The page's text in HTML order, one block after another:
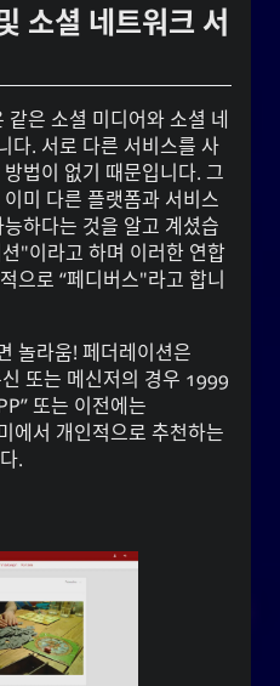
소셜 네트워크 서
은 소셜 미디어와 소셜 네
다. 서로 다른 서비스를 사
법이 없기 때문입니다. 그
미 다른 플랫폼과 서비스
하다는 것을 알고 계셨습
"이라고 하며 이러한 연합
으로 “페디버스"라고 합니
놀라움! 페더레이션은
또는 메신저의 경우 1999
또는 이전에는
에서 개인적으로 추천하는
.